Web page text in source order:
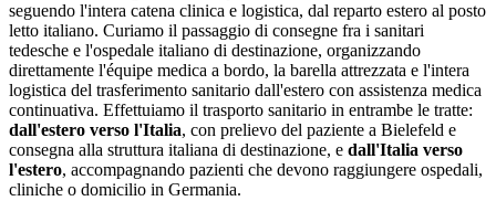
seguendo l'intera catena clinica e logistica, dal reparto estero al posto
letto italiano. Curiamo il passaggio di consegne fra i sanitari
tedesche e l'ospedale italiano di destinazione, organizzando
direttamente l'équipe medica a bordo, la barella attrezzata e l'intera
logistica del trasferimento sanitario dall'estero con assistenza medica
continuativa. Effettuiamo il trasporto sanitario in entrambe le tratte:
dall'estero verso l'Italia, con prelievo del paziente a Bielefeld e
consegna alla struttura italiana di destinazione, e dall'Italia verso
l'estero, accompagnando pazienti che devono raggiungere ospedali,
cliniche o domicilio in Germania.